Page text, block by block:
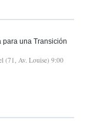
una Transición
(71, Av. Louise) 9:00